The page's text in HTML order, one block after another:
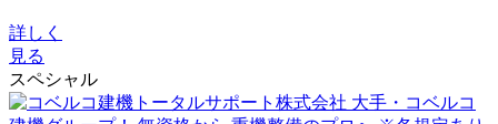
詳しく
見る
スペシャル